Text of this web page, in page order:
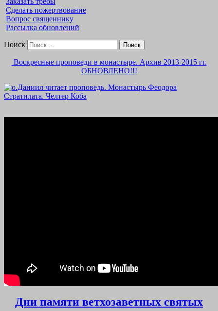
Сделать пожертвование
Вопрос священнику
Рассылка обновлений
Поиск
Воскресные проповеди в монастыре. Архив 2013-2015 гг.
ОБНОВЛЕНО!!!
Дни памяти ветхозаветных святых